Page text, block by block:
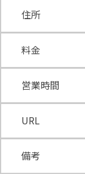
住所
料金
営業時間
URL
備考